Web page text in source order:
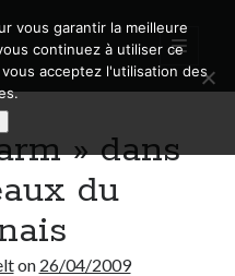
open
primary
menu
» dans
du
on 26/04/2009
vous garantir la meilleure
continuez à utiliser ce
acceptez l'utilisation des